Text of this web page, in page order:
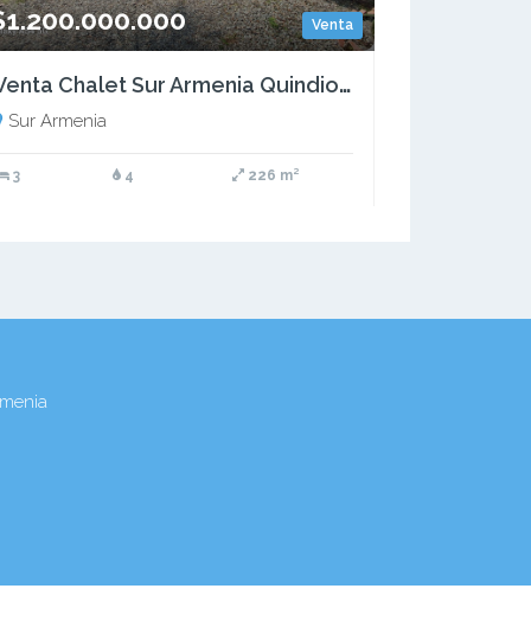
Venta
Venta Chalet Sur Armenia Quindio COD: 7079871
Sur Armenia
3 4 226 m²